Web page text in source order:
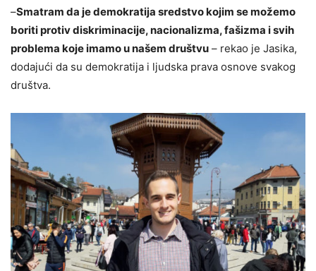
–Smatram da je demokratija sredstvo kojim se možemo
boriti protiv diskriminacije, nacionalizma, fašizma i svih
problema koje imamo u našem društvu – rekao je Jasika,
dodajući da su demokratija i ljudska prava osnove svakog
društva.